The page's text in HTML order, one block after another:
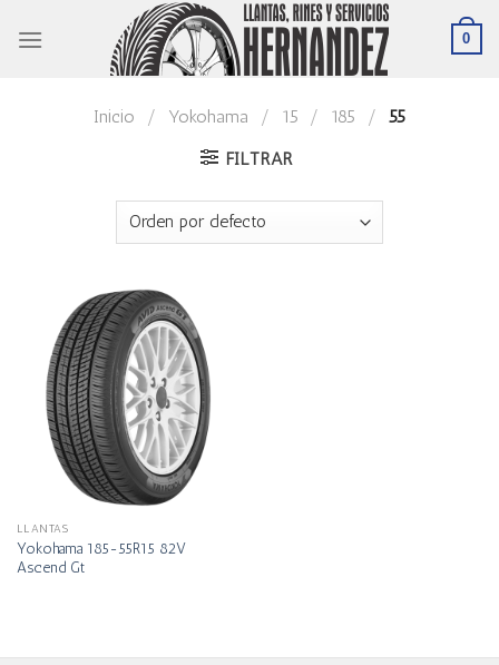
0
Inicio / Yokohama / 15 / 185 /
55
FILTRAR
LLANTAS
Yokohama 185-55R15 82V
Ascend Gt